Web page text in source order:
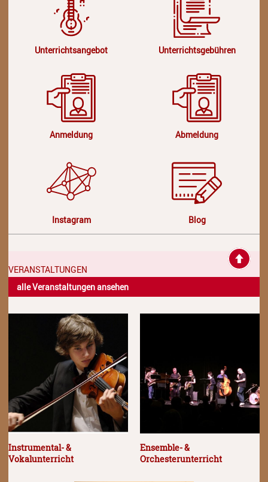
Unterrichtsangebot Unterrichtsgebühren
Anmeldung Abmeldung
Instagram Blog
VERANSTALTUNGEN
alle Veranstaltungen ansehen
Instrumental- &
Vokalunterricht
Ensemble- &
Orchesterunterricht